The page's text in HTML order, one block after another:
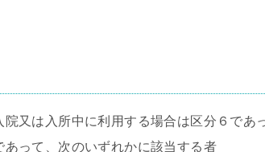
又は入所中に利用する場合は区分６であ
って、次のいずれかに該当する者